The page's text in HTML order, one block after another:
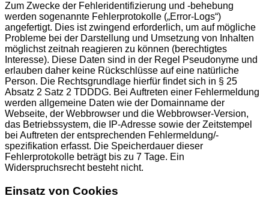
Zum Zwecke der Fehleridentifizierung und -behebung
werden sogenannte Fehlerprotokolle („Error-Logs“)
angefertigt. Dies ist zwingend erforderlich, um auf mögliche
Probleme bei der Darstellung und Umsetzung von Inhalten
möglichst zeitnah reagieren zu können (berechtigtes
Interesse). Diese Daten sind in der Regel Pseudonyme und
erlauben daher keine Rückschlüsse auf eine natürliche
Person. Die Rechtsgrundlage hierfür findet sich in § 25
Absatz 2 Satz 2 TDDDG. Bei Auftreten einer Fehlermeldung
werden allgemeine Daten wie der Domainname der
Webseite, der Webbrowser und die Webbrowser-Version,
das Betriebssystem, die IP-Adresse sowie der Zeitstempel
bei Auftreten der entsprechenden Fehlermeldung/-
spezifikation erfasst. Die Speicherdauer dieser
Fehlerprotokolle beträgt bis zu 7 Tage. Ein
Widerspruchsrecht besteht nicht.
Einsatz von Cookies